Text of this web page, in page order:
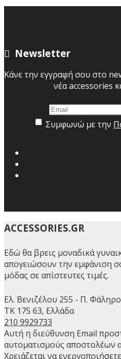
Newsletter
Κάνε την εγγραφή σου στο
νέα accessories
Συμφωνώ με την
ACCESSORIES.GR
Εδώ θα βρεις μοναδικά
απογειώσουν την εμφάνιση
μόδας σε απίστευτες τιμές.
Ελ. Βενιζέλου 255 - Π. Φάληρο
ΤΚ 175 63, Ελλάδα
210 9929733
Αυτή η διεύθυνση Email
αυτοματισμούς αποστολέων
Χρειάζεται να